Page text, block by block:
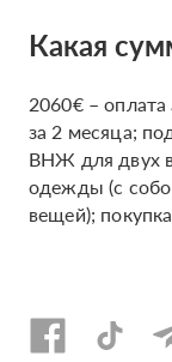
Какая
2060€ –
за 2 месяца;
ВНЖ для двух
одежды (с
вещей);